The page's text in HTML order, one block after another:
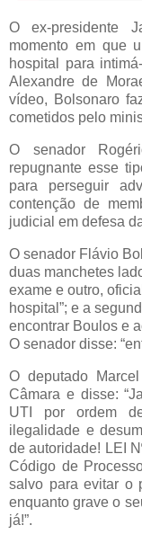
O ex-presidente
momento em que
hospital para
Alexandre de
vídeo, Bolsonaro
cometidos pelo
O senador
repugnante esse
para perseguir
contenção de
judicial em defesa
O senador Flávio
duas manchetes
exame e outro,
hospital”; e a
encontrar Boulos e
O senador disse:
O deputado
Câmara e disse:
UTI por ordem
ilegalidade e
de autoridade! LEI
Código de
salvo para evitar o
enquanto grave o
já!”.